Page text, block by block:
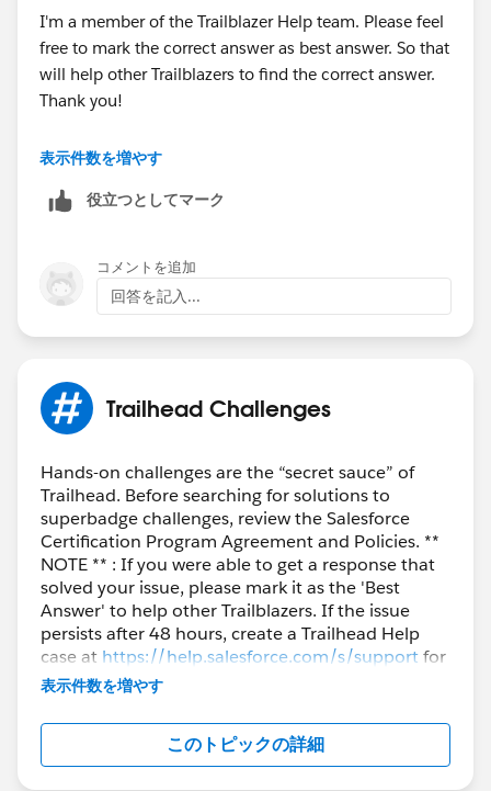
I'm a member of the Trailblazer Help team. Please feel
free to mark the correct answer as best answer. So that
will help other Trailblazers to find the correct answer.
Thank you!
Best Regards,
Trailblazer Help
表示件数を増やす
役立つとしてマーク
コメントを追加
回答を記入...
Trailhead Challenges
Hands-on challenges are the “secret sauce” of
Trailhead. Before searching for solutions to
superbadge challenges, review the Salesforce
Certification Program Agreement and Policies. **
NOTE ** : If you were able to get a response that
solved your issue, please mark it as the 'Best
Answer' to help other Trailblazers. If the issue
persists after 48 hours, create a Trailhead Help
case at https://help.salesforce.com/s/supportfor
further assistance.
表示件数を増やす
このトピックの詳細